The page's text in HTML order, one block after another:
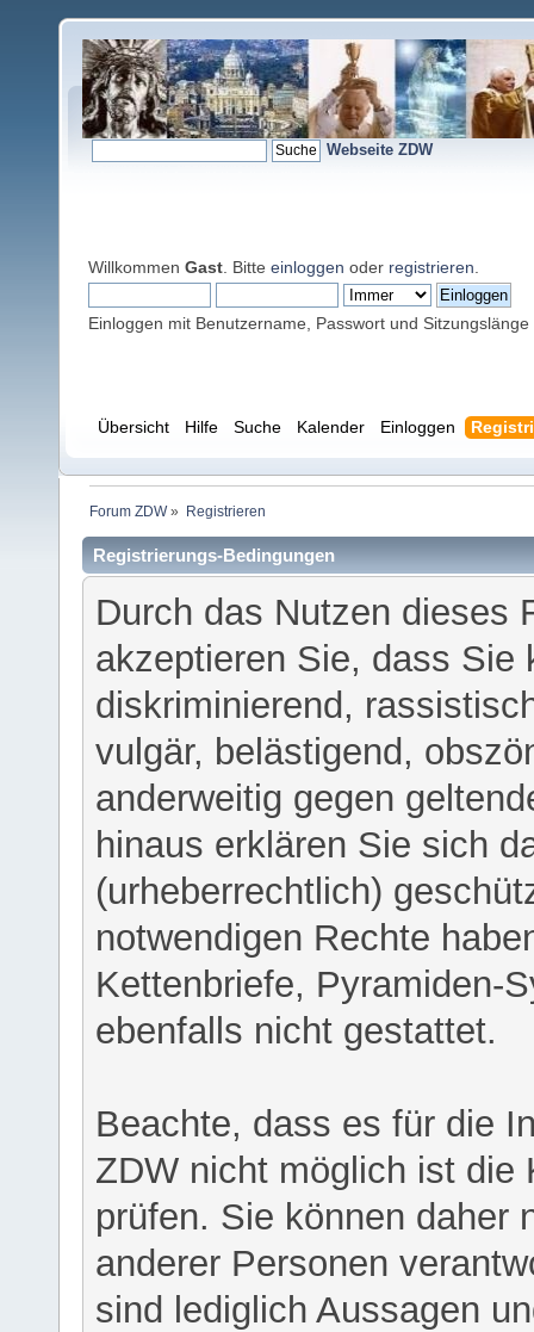
Webseite ZDW
Willkommen Gast . Bitte einloggen oder registrieren
Einloggen mit Benutzername, Passwort und Sitzungslänge
Übersicht Hilfe Suche Kalender Einloggen
Forum ZDW» Registrieren
Registrierungs-Bedingungen
Durch das Nutzen dieses
akzeptieren Sie, dass Sie
diskriminierend,
vulgär, belästigend,
anderweitig gegen
hinaus erklären Sie sich
(urheberrechtlich)
notwendigen Rechte
Kettenbriefe, Pyramiden-
ebenfalls nicht gestattet.
Beachte, dass es für die
ZDW nicht möglich ist die
prüfen. Sie können daher
anderer Personen
sind lediglich Aussagen